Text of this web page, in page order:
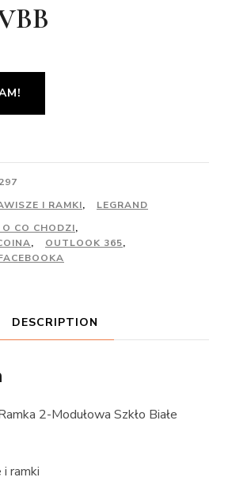
I RAMKI,
LEGRAND
CO CHODZI,
, OUTLOOK 365,
DESCRIPTION
2-Modułowa Szkło Białe
ramki